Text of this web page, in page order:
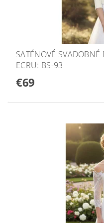
SATÉNOVÉ
ECRU: BS-93
€69